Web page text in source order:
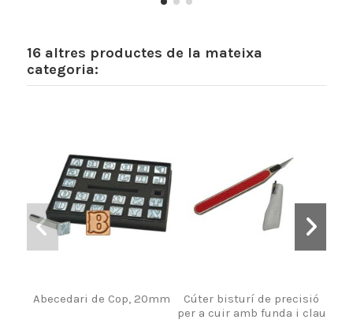
16 altres productes de la mateixa
categoria:
Abecedari de Cop, 20mm
Cúter bisturí de precisió
per a cuir amb funda i clau